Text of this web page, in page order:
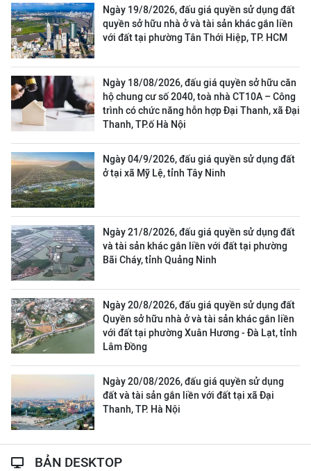
Ngày 19/8/2026, đấu giá quyền sử dụng đất
quyền sở hữu nhà ở và tài sản khác gắn liền
với đất tại phường Tân Thới Hiệp, TP. HCM
Ngày 18/08/2026, đấu giá quyền sở hữu căn
hộ chung cư số 2040, toà nhà CT10A – Công
trình có chức năng hỗn hợp Đại Thanh, xã Đại
Thanh, TP.ố Hà Nội
Ngày 04/9/2026, đấu giá quyền sử dụng đất
ở tại xã Mỹ Lệ, tỉnh Tây Ninh
Ngày 21/8/2026, đấu giá quyền sử dụng đất
và tài sản khác gắn liền với đất tại phường
Bãi Cháy, tỉnh Quảng Ninh
Ngày 20/8/2026, đấu giá quyền sử dụng đất
Quyền sở hữu nhà ở và tài sản khác gắn liền
với đất tại phường Xuân Hương - Đà Lạt, tỉnh
Lâm Đồng
Ngày 20/08/2026, đấu giá quyền sử dụng
đất và tài sản gắn liền với đất tại xã Đại
Thanh, TP. Hà Nội
BẢN DESKTOP